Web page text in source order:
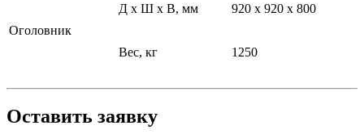
Оголовник
Д х Ш х В, мм 920 х 920 х 800
Вес, кг 1250
Оставить заявку